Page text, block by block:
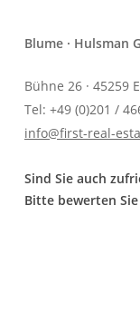
Blume · Hulsman
Bühne 26 · 45259
Tel: +49 (0)201 /
info@first-real-
Sind Sie auch
Bitte bewerten